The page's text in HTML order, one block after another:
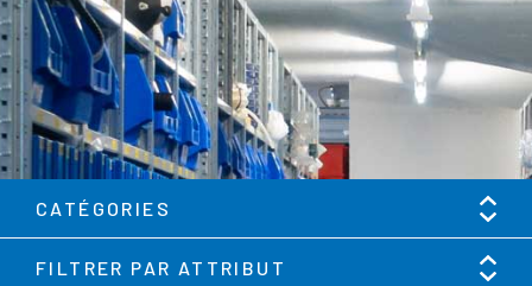
CATÉGORIES
FILTRER PAR ATTRIBUT